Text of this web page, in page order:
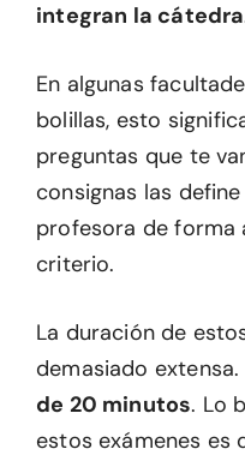
integran la cátedra
En algunas
bolillas, esto
preguntas que te
consignas las
profesora de forma
criterio.
La duración de
demasiado extensa.
de 20 minutos. Lo
estos exámenes es